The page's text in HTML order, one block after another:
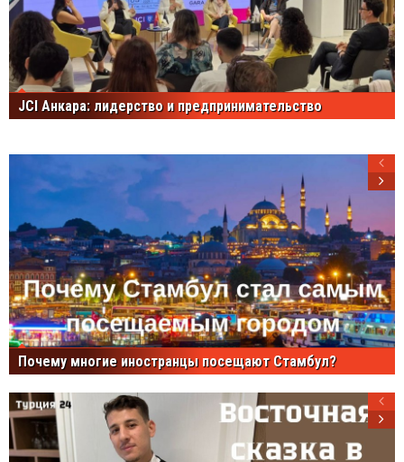
JCI Анкара: лидерство и предпринимательство
Почему многие иностранцы посещают Стамбул?